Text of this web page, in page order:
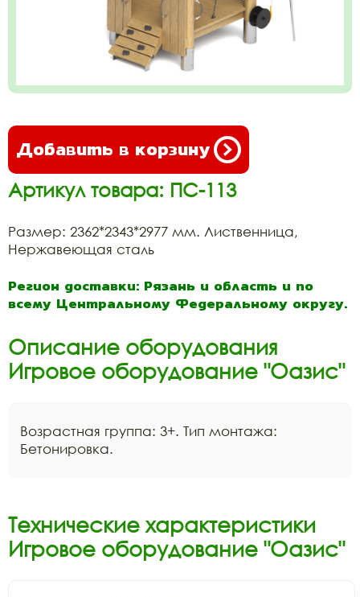
Добавить в корзину
Артикул товара: ПС-113
Размер: 2362*2343*2977 мм. Лиственница,
Нержавеющая сталь
Регион доставки: Рязань и область и по
всему Центральному Федеральному округу.
Описание оборудования
Игровое оборудование "Оазис"
Возрастная группа: 3+. Тип монтажа:
Бетонировка.
Технические характеристики
Игровое оборудование "Оазис"